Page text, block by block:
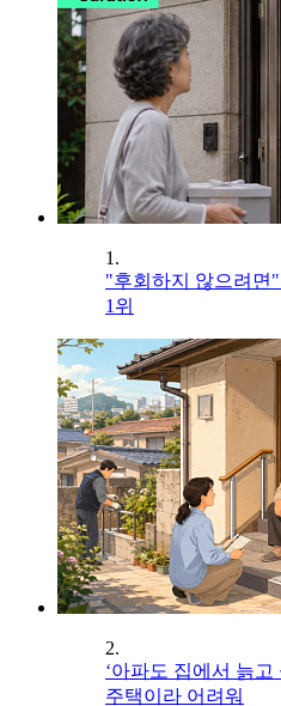
1.
"후회하지 않으려면
1위
2.
‘아파도 집에서 늙
주택이라 어려워